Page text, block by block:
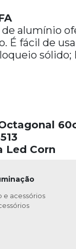
alumínio
É fácil de
sólido;
Led Corn
e acessórios